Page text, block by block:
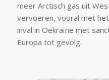
meer Arctisch gas uit
vervoeren, vooral met
inval in Oekraïne met
Europa tot gevolg.